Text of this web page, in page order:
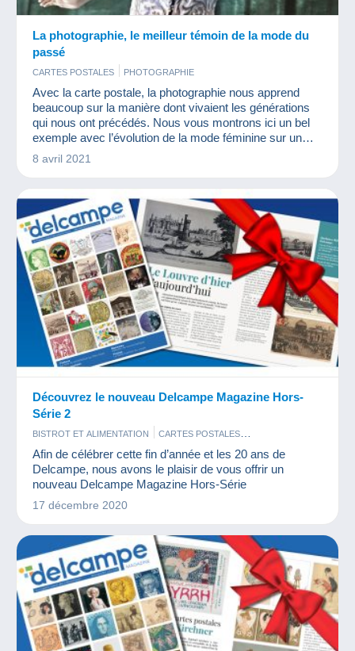
La photographie, le meilleur témoin de la mode du
passé
CARTES POSTALES PHOTOGRAPHIE
Avec la carte postale, la photographie nous apprend
beaucoup sur la manière dont vivaient les générations
qui nous ont précédés. Nous vous montrons ici un bel
exemple avec l’évolution de la mode féminine sur un
siècle.
8 avril 2021
Découvrez le nouveau Delcampe Magazine Hors-
Série 2
BISTROT ET ALIMENTATION
CARTES POSTALES
MONNAIES & BILLETS
PHOTOGRAPHIE
TIMBRES
VIEUX DOCUMENTS
VINYLES
Afin de célébrer cette fin d’année et les 20 ans de
Delcampe, nous avons le plaisir de vous offrir un
nouveau Delcampe Magazine Hors-Série
17 décembre 2020